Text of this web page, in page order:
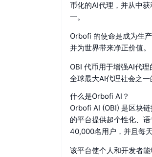
币化的AI代理，并从中
一。
Orbofi 的使命是成为生
并为世界带来净正价值。
OBI 代币用于增强AI代
全球最大AI代理社会之一
什么是Orbofi AI？
Orbofi AI (OBI) 是区块
的平台提供超个性化、
40,000名用户，并且每天
该平台使个人和开发者